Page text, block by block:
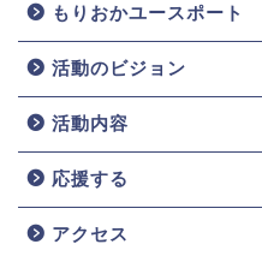
もりおかユースポート
活動のビジョン
活動内容
応援する
アクセス